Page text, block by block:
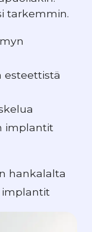
tarkemmin.
esteettistä
implantit
hankalalta
implantit